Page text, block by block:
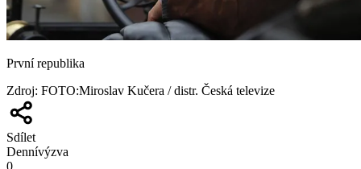
První republika
Zdroj: FOTO:Miroslav Kučera / distr. Česká televize
Sdílet
Dennívýzva
0